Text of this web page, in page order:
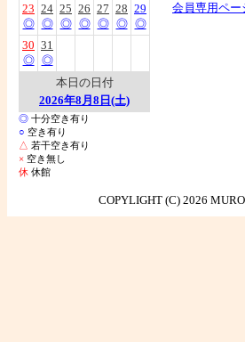
23
◎
24
◎
25
◎
26
◎
27
◎
28
◎
29
◎
30
◎
31
◎
本日の日付
2026年8月8日(土)
◎ 十分空き有り
○ 空き有り
△ 若干空き有り
× 空き無し
休 休館
会員専用ペー
COPYLIGHT (C) 2026